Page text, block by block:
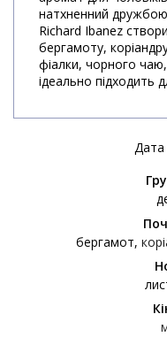
натхненний
Richard Ibanez
бергамоту,
фіалки, чорного
ідеально підходить
Дата
бергамот